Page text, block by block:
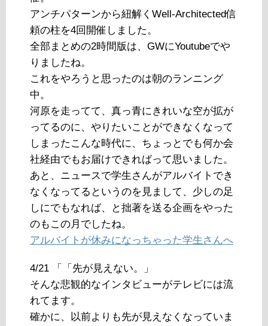
アンチパターンから紐解くWell-Architected信
頼の柱を4回開催しました。
全部まとめの2時間版は、GWにYoutubeでや
りましたね。
これをやろうと思ったのは朝のランニング
中。
河原を走ってて、真っ青にきれいな空が拡が
ってるのに、やりたいことができなくなって
しまったこんな時代に、ちょっとでも何か会
社経由でもお届けできればって思いました。
あと、ニュースで学生さんがアルバイトでき
なくなってるというのを見まして、少しの足
しにでもなれば、と拙著を送る企画をやった
のもこの月でしたね。
アルバイトが休みになっちゃった学生さんへ
4/21 「「先が見えない。」
そんな悲観的なインタビューがテレビには流
れてます。
確かに、以前よりも先が見えなくなっていま